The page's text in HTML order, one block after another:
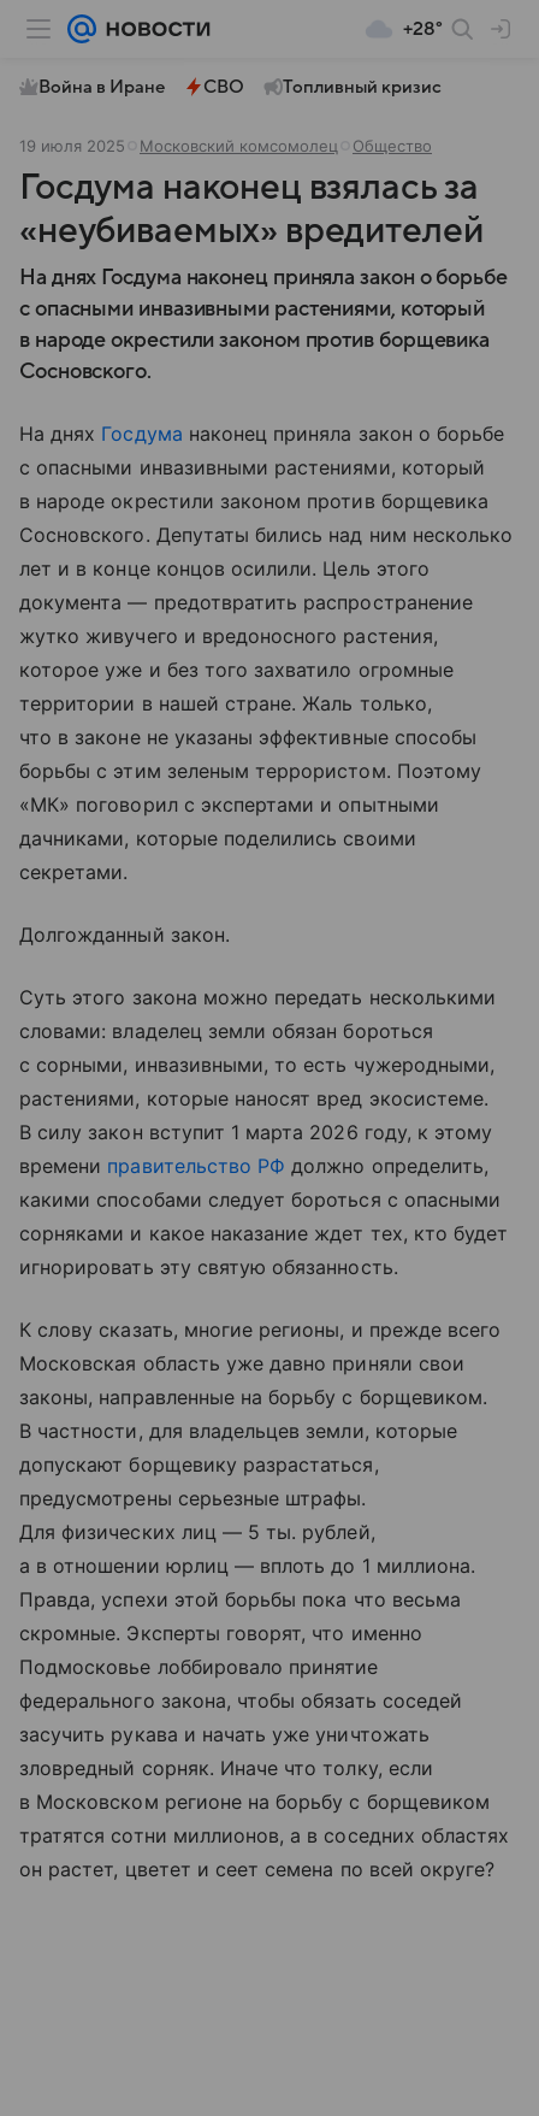
+28°
Война в Иране СВО Топливный кризис
19 июля 2025 Московский комсомолец Общество
Госдума наконец взялась за
«неубиваемых» вредителей
На днях Госдума наконец приняла закон о борьбе
с опасными инвазивными растениями, который
в народе окрестили законом против борщевика
Сосновского.
На днях Госдума наконец приняла закон о борьбе
с опасными инвазивными растениями, который
в народе окрестили законом против борщевика
Сосновского. Депутаты бились над ним несколько
лет и в конце концов осилили. Цель этого
документа — предотвратить распространение
жутко живучего и вредоносного растения,
которое уже и без того захватило огромные
территории в нашей стране. Жаль только,
что в законе не указаны эффективные способы
борьбы с этим зеленым террористом. Поэтому
«МК» поговорил с экспертами и опытными
дачниками, которые поделились своими
секретами.
Долгожданный закон.
Суть этого закона можно передать несколькими
словами: владелец земли обязан бороться
с сорными, инвазивными, то есть чужеродными,
растениями, которые наносят вред экосистеме.
В силу закон вступит 1 марта 2026 году, к этому
времени правительство РФ должно определить,
какими способами следует бороться с опасными
сорняками и какое наказание ждет тех, кто будет
игнорировать эту святую обязанность.
К слову сказать, многие регионы, и прежде всего
Московская область уже давно приняли свои
законы, направленные на борьбу с борщевиком.
В частности, для владельцев земли, которые
допускают борщевику разрастаться,
предусмотрены серьезные штрафы.
Для физических лиц — 5 ты. рублей,
а в отношении юрлиц — вплоть до 1 миллиона.
Правда, успехи этой борьбы пока что весьма
скромные. Эксперты говорят, что именно
Подмосковье лоббировало принятие
федерального закона, чтобы обязать соседей
засучить рукава и начать уже уничтожать
зловредный сорняк. Иначе что толку, если
в Московском регионе на борьбу с борщевиком
тратятся сотни миллионов, а в соседних областях
он растет, цветет и сеет семена по всей округе?